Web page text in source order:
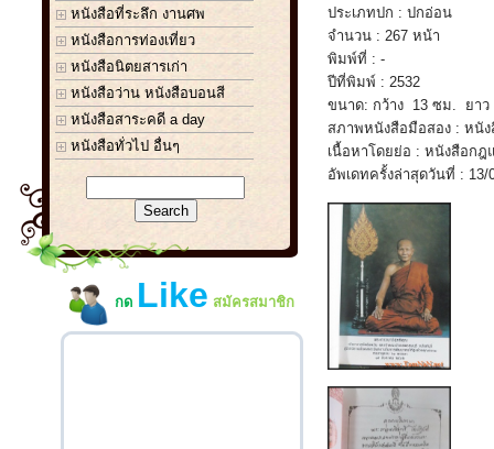
หนังสือที่ระลึก งานศพ
หนังสือการท่องเที่ยว
หนังสือนิตยสารเก่า
หนังสือว่าน หนังสือบอนสี
หนังสือสาระคดี a day
หนังสือทั่วไป อื่นๆ
กด Like สมัครสมาชิก
ประเภทปก : ปกอ่อน
จำนวน : 267 หน้า
พิมพ์ที่ : -
ปีที่พิมพ์ : 2532
ขนาด: กว้าง 13 ซม. ยา
สภาพหนังสือมือสอง : หนั
เนื้อหาโดยย่อ : หนังสือก
อัพเดทครั้งล่าสุดวันที่ : 13/